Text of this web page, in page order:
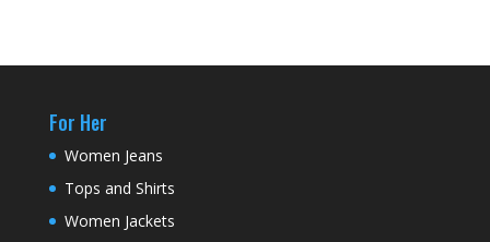
For Her
Women Jeans
Tops and Shirts
Women Jackets